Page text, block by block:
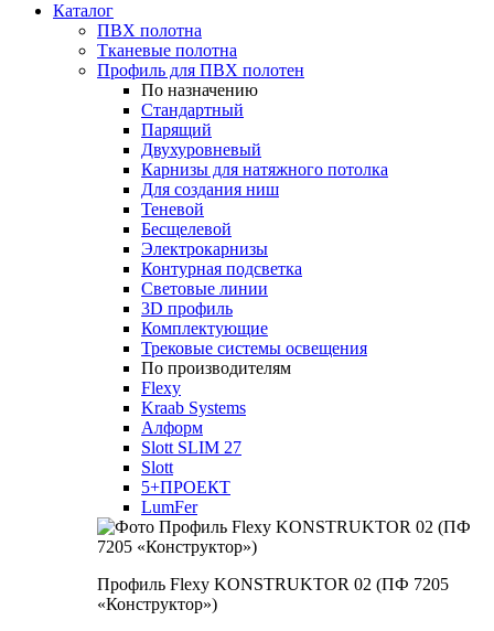
Каталог
ПВХ полотна
Тканевые полотна
Профиль для ПВХ полотен
По назначению
Стандартный
Парящий
Двухуровневый
Карнизы для натяжного потолка
Для создания ниш
Теневой
Бесщелевой
Электрокарнизы
Контурная подсветка
Световые линии
3D профиль
Комплектующие
Трековые системы освещения
По производителям
Flexy
Kraab Systems
Алформ
Slott SLIM 27
Slott
5+ПРОЕКТ
LumFer
Профиль Flexy KONSTRUKTOR 02 (ПФ 7205
«Конструктор»)